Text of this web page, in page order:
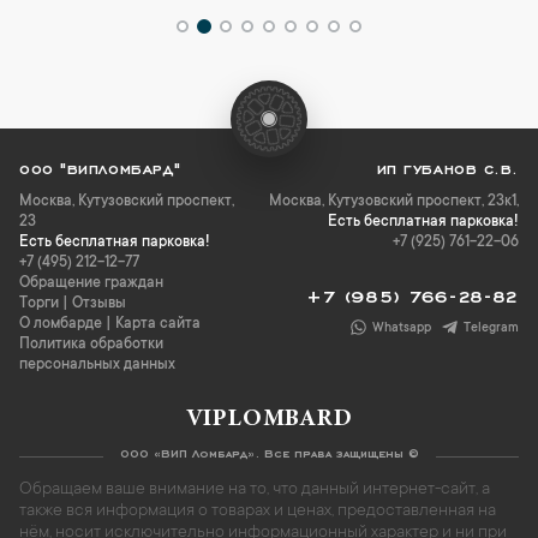
ООО "ВИПЛОМБАРД"
Москва, Кутузовский проспект,
23
Есть бесплатная парковка!
+7 (495) 212-12-77
Обращение граждан
Торги
Отзывы
О ломбарде
Карта сайта
Политика обработки
персональных данных
ИП ГУБАНОВ С.В.
Москва, Кутузовский проспект, 23к1,
Есть бесплатная парковка!
+7 (925) 761-22-06
+7 (985) 766-28-82
Whatsapp Telegram
VIPLOMBARD
ООО «ВИП Ломбард». Все права защищены ©
Обращаем ваше внимание на то, что данный интернет-сайт, а
также вся информация о товарах и ценах, предоставленная на
нём, носит исключительно информационный характер и ни при